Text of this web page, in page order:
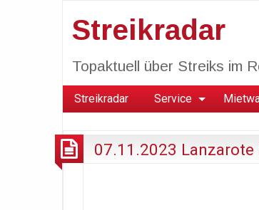
Streikradar
Topaktuell über Streiks im
Streikradar Service
07.11.2023